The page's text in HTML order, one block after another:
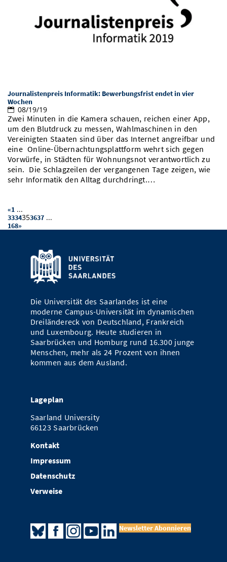
Journalistenpreis Informatik: Bewerbungsfrist endet in vier
Wochen
08/19/19
Zwei Minuten in die Kamera schauen, reichen einer App,
um den Blutdruck zu messen, Wahlmaschinen in den
Vereinigten Staaten sind über das Internet angreifbar und
eine Online-Übernachtungsplattform wehrt sich gegen
Vorwürfe, in Städten für Wohnungsnot verantwortlich zu
sein. Die Schlagzeilen der vergangenen Tage zeigen, wie
sehr Informatik den Alltag durchdringt.…
«1 ...
3334353637 ...
168»
Die Universität des Saarlandes ist eine
moderne Campus-Universität im dynamischen
Dreiländereck von Deutschland, Frankreich
und Luxembourg. Heute studieren in
Saarbrücken und Homburg rund 16.300 junge
Menschen, mehr als 24 Prozent von ihnen
kommen aus dem Ausland.
Lageplan
Saarland University
66123 Saarbrücken
Kontakt
Impressum
Datenschutz
Verweise
Newsletter Abonnieren